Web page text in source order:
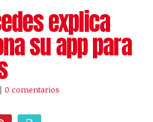
explica
su app para
|0 comentarios